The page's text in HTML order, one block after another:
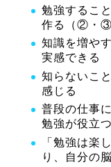
勉強するこ
作る（②・③
知識を増や
実感できる
知らないこ
感じる
普段の仕事
勉強が役立
「勉強は楽
り、自分の